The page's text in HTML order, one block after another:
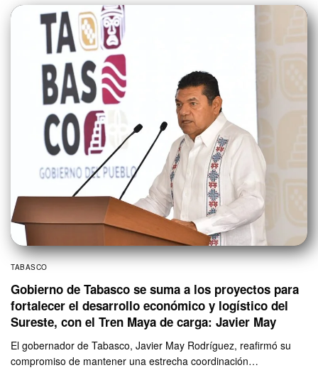
TABASCO
Gobierno de Tabasco se suma a los proyectos para
fortalecer el desarrollo económico y logístico del
Sureste, con el Tren Maya de carga: Javier May
El gobernador de Tabasco, Javier May Rodríguez, reafirmó su
compromiso de mantener una estrecha coordinación…